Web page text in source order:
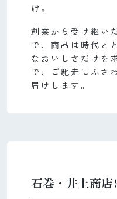
け。
創業から受け継い
で、商品は時代と
なおいしさだけを
で、ご馳走にふさ
届けします。
石巻・井上商店